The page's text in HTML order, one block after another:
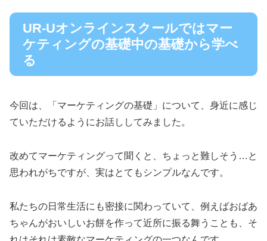
UR-Uオンラインスクールではマー
ケティングの基礎中の基礎から学べ
る
今回は、「マーケティングの基礎」について、身近に感じ
ていただけるようにお話ししてみました。
改めてマーケティングって聞くと、ちょっと難しそう…と
思われがちですが、実はとてもシンプルなんです。
私たちの日常生活にも密接に関わっていて、例えばおばあ
ちゃんがおいしいお餅を作って近所に振る舞うことも、そ